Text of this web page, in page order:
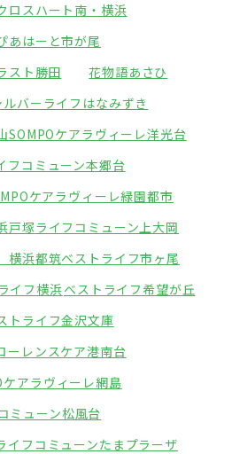
ロスハート南・横浜
あはーと市が尾
スト勝田
花物語あさひ
ルバーライフはなみずき
SOMPOケアラヴィーレ洋光台
フコミューン本郷台
ケアラヴィーレ緑園都市
戸塚ライフコミューン上大岡
浜都筑ベストライフ市ヶ尾
イフ横浜ベストライフ希望が丘
トライフ金沢文庫
ーレンスケア港南台
ケアラヴィーレ網島
ミューン松風台
イフコミューンたまプラーザ